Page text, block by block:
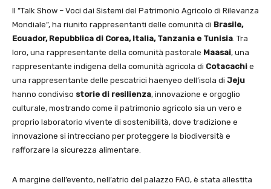
Il ”Talk Show – Voci dai Sistemi del Patrimonio Agricolo di Rilevanza
Mondiale”, ha riunito rappresentanti delle comunità di Brasile,
Ecuador, Repubblica di Corea, Italia, Tanzania e Tunisia. Tra
loro, una rappresentante della comunità pastorale Maasai, una
rappresentante indigena della comunità agricola di Cotacachi e
una rappresentante delle pescatrici haenyeo dell’isola di Jeju
hanno condiviso storie di resilienza, innovazione e orgoglio
culturale, mostrando come il patrimonio agricolo sia un vero e
proprio laboratorio vivente di sostenibilità, dove tradizione e
innovazione si intrecciano per proteggere la biodiversità e
rafforzare la sicurezza alimentare.
A margine dell’evento, nell’atrio del palazzo FAO, è stata allestita